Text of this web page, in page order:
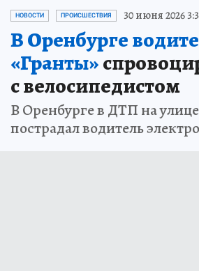
НОВОСТИ ПРОИСШЕСТВИЯ 30 июня 2026
В Оренбурге
«Гранты»
с велосипедистом
В Оренбурге в ДТП на
пострадал водитель